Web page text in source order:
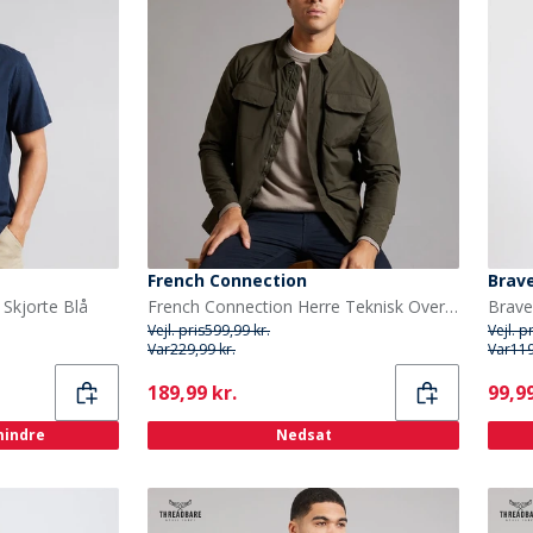
Blå
French Connection
French Connection Herre Teknisk Overskjorte Khaki
Vejl. pris599,99 kr.
Var229,99 kr.
Current
189,99 kr.
Nedsat
Vejl.
Var